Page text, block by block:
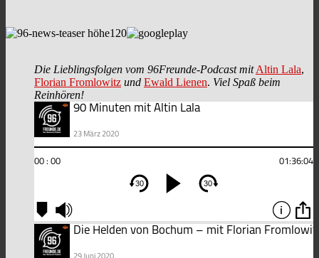
Die Lieblingsfolgen vom 96Freunde-Podcast mit Altin Lala,
Florian Fromlowitz und Ewald Lienen. Viel Spaß beim
Reinhören!